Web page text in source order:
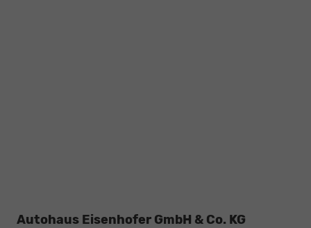
Autohaus Eisenhofer GmbH & Co. KG